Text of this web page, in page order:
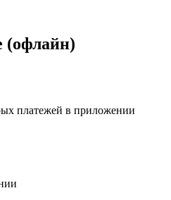
(офлайн)
платежей в приложении